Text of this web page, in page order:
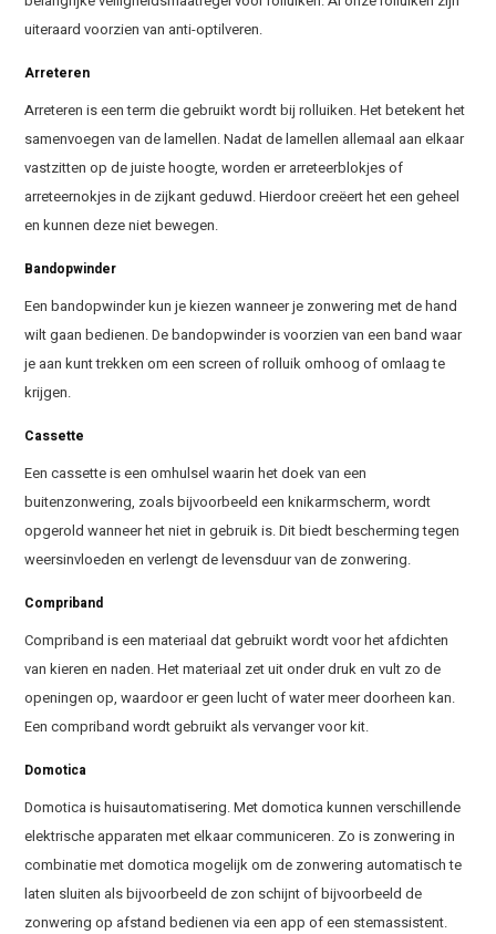
uiteraard voorzien van anti-optilveren.
Arreteren
Arreteren is een term die gebruikt wordt bij rolluiken. Het betekent het
samenvoegen van de lamellen. Nadat de lamellen allemaal aan elkaar
vastzitten op de juiste hoogte, worden er arreteerblokjes of
arreteernokjes in de zijkant geduwd. Hierdoor creëert het een geheel
en kunnen deze niet bewegen.
Bandopwinder
Een bandopwinder kun je kiezen wanneer je zonwering met de hand
wilt gaan bedienen. De bandopwinder is voorzien van een band waar
je aan kunt trekken om een screen of rolluik omhoog of omlaag te
krijgen.
Cassette
Een cassette is een omhulsel waarin het doek van een
buitenzonwering, zoals bijvoorbeeld een knikarmscherm, wordt
opgerold wanneer het niet in gebruik is. Dit biedt bescherming tegen
weersinvloeden en verlengt de levensduur van de zonwering.
Compriband
Compriband is een materiaal dat gebruikt wordt voor het afdichten
van kieren en naden. Het materiaal zet uit onder druk en vult zo de
openingen op, waardoor er geen lucht of water meer doorheen kan.
Een compriband wordt gebruikt als vervanger voor kit.
Domotica
Domotica is huisautomatisering. Met domotica kunnen verschillende
elektrische apparaten met elkaar communiceren. Zo is zonwering in
combinatie met domotica mogelijk om de zonwering automatisch te
laten sluiten als bijvoorbeeld de zon schijnt of bijvoorbeeld de
zonwering op afstand bedienen via een app of een stemassistent.